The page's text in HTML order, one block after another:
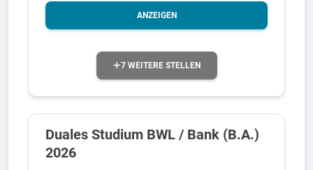
ANZEIGEN
7 WEITERE STELLEN
Duales Studium BWL / Bank (B.A.)
2026